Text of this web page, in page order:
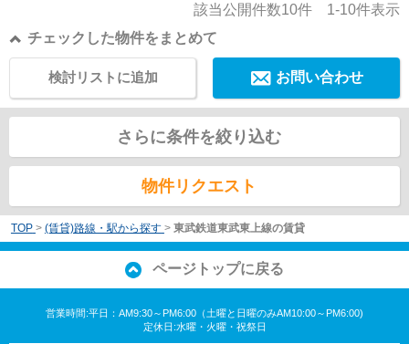
該当公開件数10件 1-10件表示
チェックした物件をまとめて
お問い合わせ
検討リストに追加
さらに条件を絞り込む
物件リクエスト
TOP > (賃貸)路線・駅から探す > 東武鉄道東武東上線の賃貸
ページトップに戻る
営業時間:平日：AM9:30～PM6:00（土曜と日曜のみAM10:00～PM6:00)
定休日:水曜・火曜・祝祭日